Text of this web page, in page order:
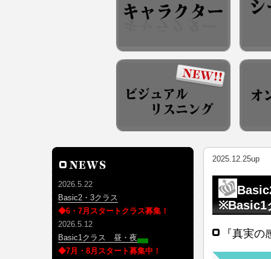
2025.12.25up
※Basic1
『真実
2026.5.22
Basic2・3クラス
◆6・7月スタートクラス募集！
2026.5.12
Basic1クラス 昼・夜
◆7月・8月スタート募集中！